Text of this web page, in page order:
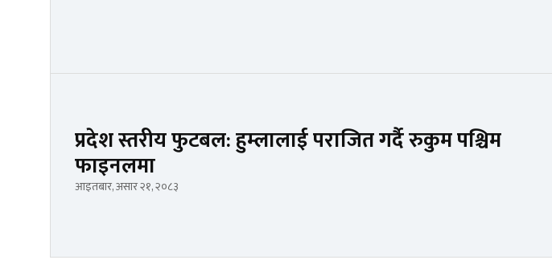
प्रदेश स्तरीय फुटबल: हुम्लालाई पराजित गर्दै रुकुम पश्चिम
फाइनलमा
आइतबार, असार २१, २०८३